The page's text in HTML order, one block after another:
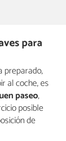
para
preparado,
al coche, es
paseo,
posible
de